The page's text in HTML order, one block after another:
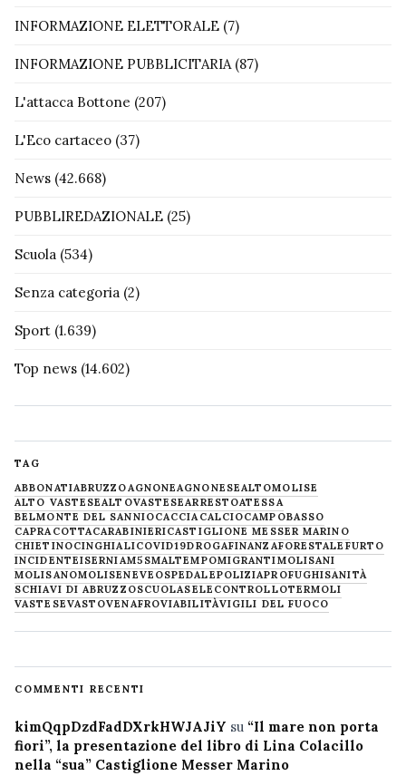
INFORMAZIONE ELETTORALE (7)
INFORMAZIONE PUBBLICITARIA(87)
L'attacca Bottone (207)
L'Eco cartaceo (37)
News (42.668)
PUBBLIREDAZIONALE (25)
Scuola (534)
Senza categoria (2)
Sport (1.639)
Top news (14.602)
TAG
ABBONATIABRUZZOAGNONEAGNONESEALTOMOLISE
ALTO VASTESEALTOVASTESEARRESTOATESSA
BELMONTE DEL SANNIOCACCIACALCIOCAMPOBASSO
CAPRACOTTACARABINIERICASTIGLIONE MESSER MARINO
CHIETINOCINGHIALICOVID19DROGAFINANZAFORESTALE FURTO
INCIDENTEISERNIAM5SMALTEMPOMIGRANTIMOLISANI
MOLISANOMOLISENEVE OSPEDALEPOLIZIAPROFUGHISANITÀ
SCHIAVI DI ABRUZZOSCUOLASELECONTROLLOTERMOLI
VASTESEVASTOVENAFROVIABILITÀVIGILI DEL FUOCO
COMMENTI RECENTI
kimQqpDzdFadDXrkHWJAJiY su “Il mare non porta
fiori”, la presentazione del libro di Lina Colacillo
nella “sua” Castiglione Messer Marino